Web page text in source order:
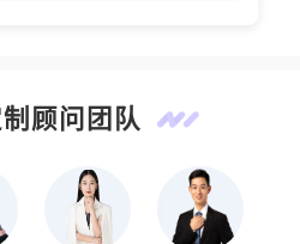
顾问团队